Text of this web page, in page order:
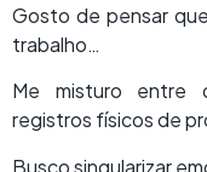
Gosto de pensar
trabalho…
Me misturo entre
registros físicos de
Busco singularizar